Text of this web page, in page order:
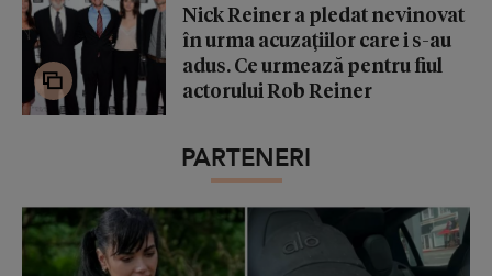
Nick Reiner a pledat nevinovat
în urma acuzațiilor care i s-au
adus. Ce urmează pentru fiul
actorului Rob Reiner
PARTENERI